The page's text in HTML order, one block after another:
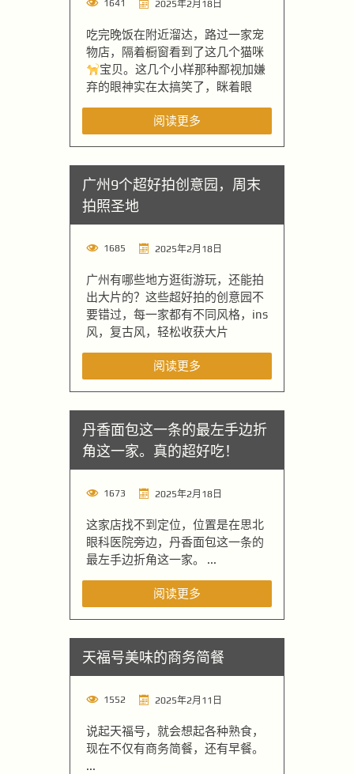
1641 2025年2月18日
吃完晚饭在附近溜达，路过一家宠
物店，隔着橱窗看到了这几个猫咪
宝贝。这几个小样那种鄙视加嫌
弃的眼神实在太搞笑了，眯着眼
阅读更多
广州9个超好拍创意园，周末
拍照圣地
1685 2025年2月18日
广州有哪些地方逛街游玩，还能拍
出大片的？这些超好拍的创意园不
要错过，每一家都有不同风格，ins
风，复古风，轻松收获大片
阅读更多
丹香面包这一条的最左手边折
角这一家。真的超好吃！
1673 2025年2月18日
这家店找不到定位，位置是在思北
眼科医院旁边，丹香面包这一条的
最左手边折角这一家。 ...
阅读更多
天福号美味的商务简餐
1552 2025年2月11日
说起天福号，就会想起各种熟食，
现在不仅有商务简餐，还有早餐。
...